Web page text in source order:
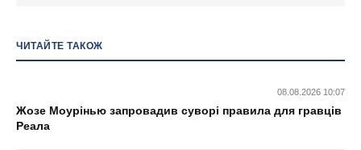
ЧИТАЙТЕ ТАКОЖ
08.08.2026 10:07
Жозе Моурінью запровадив суворі правила для гравців
Реала